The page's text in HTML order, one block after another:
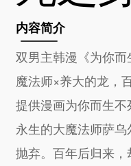
内容简介
双男主韩漫《为你
魔法师×养大的龙，
提供漫画为你而生不
永生的大魔法师萨
抛弃。百年后归来